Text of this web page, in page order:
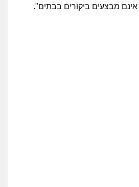
מבצעים ביקורים בבתים".